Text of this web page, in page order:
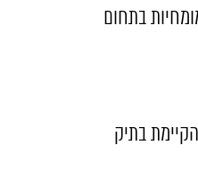
בתחום
בתיק